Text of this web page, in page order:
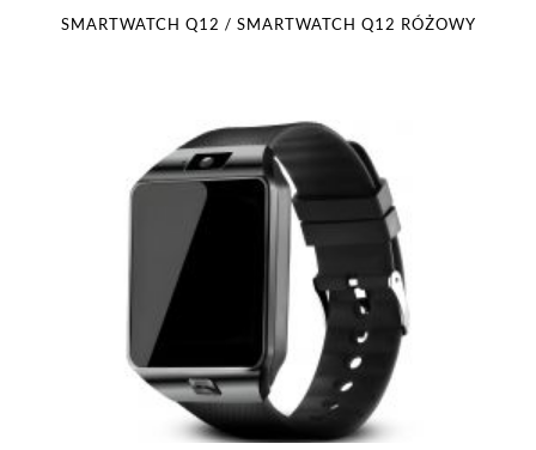
SMARTWATCH Q12 / SMARTWATCH Q12 RÓŻOWY